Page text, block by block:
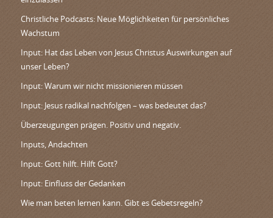
Christliche Podcasts: Neue Möglichkeiten für persönliches
Wachstum
Input: Hat das Leben von Jesus Christus Auswirkungen auf
unser Leben?
Input: Warum wir nicht missionieren müssen
Input: Jesus radikal nachfolgen – was bedeutet das?
Überzeugungen prägen. Positiv und negativ.
Inputs, Andachten
Input: Gott hilft. Hilft Gott?
Input: Einfluss der Gedanken
Wie man beten lernen kann. Gibt es Gebetsregeln?